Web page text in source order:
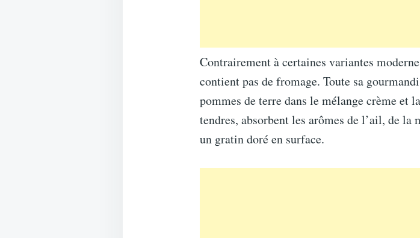
Contrairement à certaines variantes
contient pas de fromage. Toute sa
pommes de terre dans le mélange crème
tendres, absorbent les arômes de l’ail, de
un gratin doré en surface.